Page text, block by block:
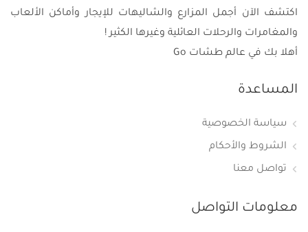
اكتشف الآن أجمل المزارع والشاليهات للإيجار وأماكن الألعاب
والمغامرات والرحلات العائلية وغيرها الكثير !
أهلا بك في عالم طشات Go
المساعدة
سياسة الخصوصية
الشروط والأحكام
تواصل معنا
معلومات التواصل